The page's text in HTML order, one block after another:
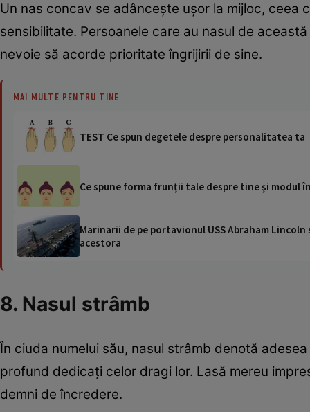
Un nas concav se adânceşte ușor la mijloc,
sensibilitate. Persoanele care au nasul de
nevoie să acorde prioritate îngrijirii de sine.
MAI MULTE PENTRU TINE
TEST Ce spun degetele despre personalitatea ta
Ce spune forma frunţii tale despre tine şi modul
Marinarii de pe portavionul USS Abraham
acestora
8. Nasul strâmb
În ciuda numelui său, nasul strâmb denotă
profund dedicați celor dragi lor. Lasă mereu
demni de încredere.